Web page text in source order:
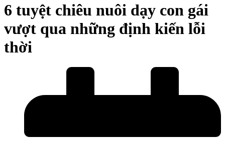
6 tuyệt chiêu nuôi dạy con gái
vượt qua những định kiến lỗi
thời